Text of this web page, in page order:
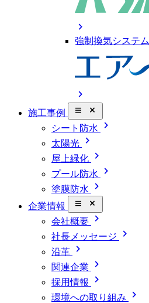
chevron_right
強制換気システム
chevron_right
施工事例 close_small
シート防水 chevron_right
太陽光 chevron_right
屋上緑化 chevron_right
プール防水 chevron_right
塗膜防水 chevron_right
企業情報 close_small
会社概要 chevron_right
社長メッセージ chevron_right
沿革 chevron_right
関連企業 chevron_right
採用情報 chevron_right
環境への取り組み chevron_right